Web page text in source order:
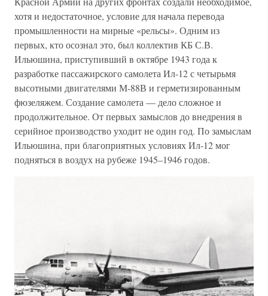
хотя и недостаточное, условие для начала перевода
промышленности на мирные «рельсы». Одним из
первых, кто осознал это, был коллектив КБ С.В.
Ильюшина, приступивший в октябре 1943 года к
разработке пассажирского самолета Ил-12 с четырьмя
высотными двигателями М-88В и герметизированным
фюзеляжем. Создание самолета — дело сложное и
продолжительное. От первых замыслов до внедрения в
серийное производство уходит не один год. По замыслам
Ильюшина, при благоприятных условиях Ил-12 мог
подняться в воздух на рубеже 1945–1946 годов.